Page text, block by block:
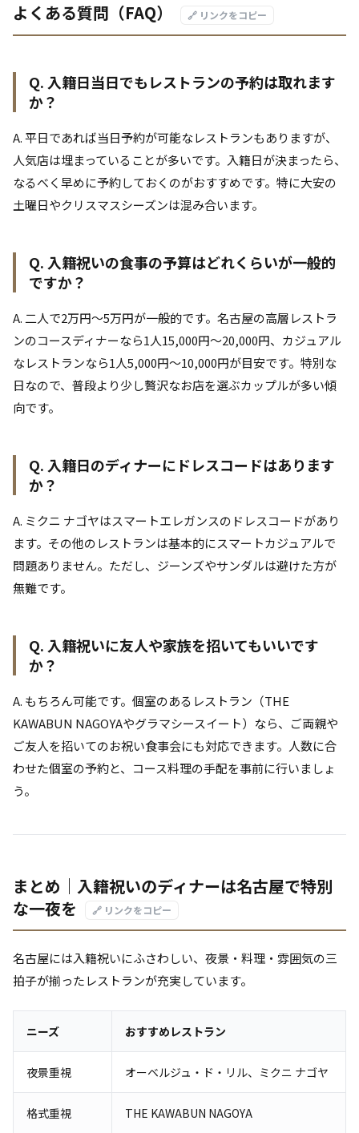
よくある質問（FAQ） 🔗 リンクをコピー
Q. 入籍日当日でもレストランの予約は取れます
か？
A. 平日であれば当日予約が可能なレストランもありますが、
人気店は埋まっていることが多いです。入籍日が決まったら、
なるべく早めに予約しておくのがおすすめです。特に大安の
土曜日やクリスマスシーズンは混み合います。
Q. 入籍祝いの食事の予算はどれくらいが一般的
ですか？
A. 二人で2万円〜5万円が一般的です。名古屋の高層レストラ
ンのコースディナーなら1人15,000円〜20,000円、カジュアル
なレストランなら1人5,000円〜10,000円が目安です。特別な
日なので、普段より少し贅沢なお店を選ぶカップルが多い傾
向です。
Q. 入籍日のディナーにドレスコードはあります
か？
A. ミクニ ナゴヤはスマートエレガンスのドレスコードがあり
ます。その他のレストランは基本的にスマートカジュアルで
問題ありません。ただし、ジーンズやサンダルは避けた方が
無難です。
Q. 入籍祝いに友人や家族を招いてもいいです
か？
A. もちろん可能です。個室のあるレストラン（THE
KAWABUN NAGOYAやグラマシースイート）なら、ご両親や
ご友人を招いてのお祝い食事会にも対応できます。人数に合
わせた個室の予約と、コース料理の手配を事前に行いましょ
う。
まとめ｜入籍祝いのディナーは名古屋で特別
な一夜を
🔗 リンクをコピー
名古屋には入籍祝いにふさわしい、夜景・料理・雰囲気の三
拍子が揃ったレストランが充実しています。
ニーズ おすすめレストラン
夜景重視 オーベルジュ・ド・リル、ミクニ ナゴヤ
格式重視 THE KAWABUN NAGOYA